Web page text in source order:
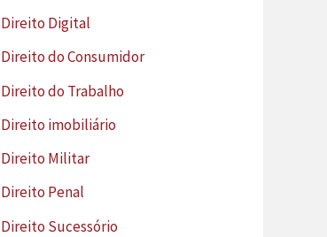
Direito Digital
Direito do Consumidor
Direito do Trabalho
Direito imobiliário
Direito Militar
Direito Penal
Direito Sucessório